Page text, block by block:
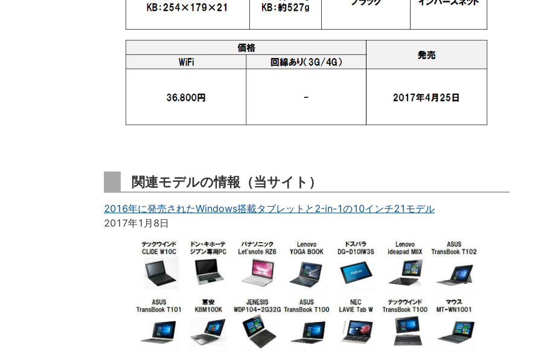
関連モデルの情報（当サイト）
2016年に発売されたWindows搭載タブレットと2-in-1の10インチ21モデル
2017年1月8日